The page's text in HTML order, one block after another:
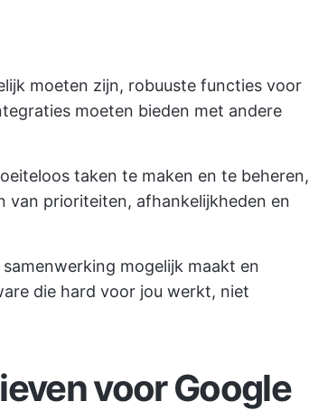
moeten zijn, robuuste functies voor
moeten bieden met andere
taken te maken en te beheren,
van prioriteiten, afhankelijkheden en
mogelijk maakt en
die hard voor jou werkt, niet
voor Google